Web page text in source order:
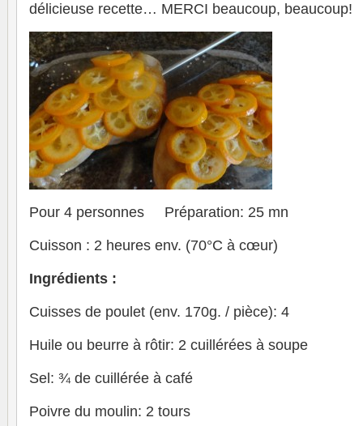
délicieuse recette… MERCI beaucoup, beaucoup!
Pour 4 personnes Préparation: 25 mn
Cuisson : 2 heures env. (70°C à cœur)
Ingrédients :
Cuisses de poulet (env. 170g. / pièce): 4
Huile ou beurre à rôtir: 2 cuillérées à soupe
Sel: ¾ de cuillérée à café
Poivre du moulin: 2 tours